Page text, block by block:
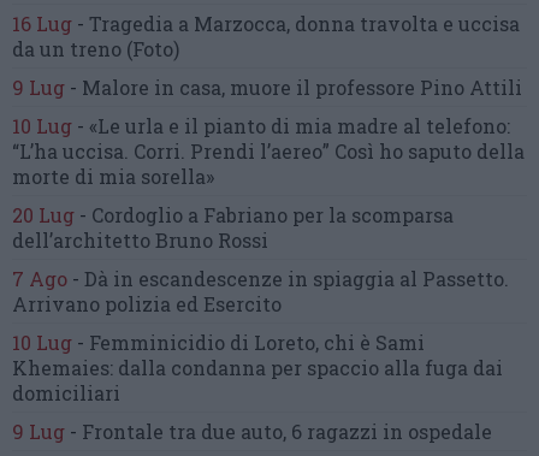
16 Lug - Tragedia a Marzocca, donna travolta e uccisa
da un treno (Foto)
9 Lug - Malore in casa, muore il professore Pino Attili
10 Lug - «Le urla e il pianto di mia madre al telefono:
“L’ha uccisa. Corri. Prendi l’aereo” Così ho saputo della
morte di mia sorella»
20 Lug - Cordoglio a Fabriano per la scomparsa
dell’architetto Bruno Rossi
7 Ago - Dà in escandescenze in spiaggia al Passetto.
Arrivano polizia ed Esercito
10 Lug - Femminicidio di Loreto, chi è Sami
Khemaies: dalla condanna per spaccio alla fuga dai
domiciliari
9 Lug - Frontale tra due auto, 6 ragazzi in ospedale